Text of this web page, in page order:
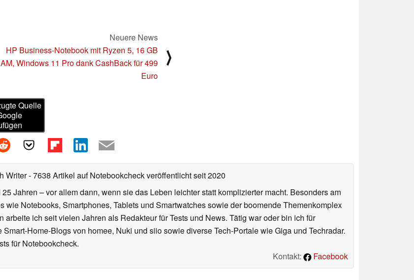
Neuere News
HP Business-Notebook mit Ryzen 5, 16 GB
Windows 11 Pro dank CashBack für 499
Euro
⟩
Quelle
Writer- 7638 Artikel auf Notebookcheck veröffentlichtseit 2020
Jahren – vor allem dann, wenn sie das Leben leichter statt komplizierter macht. Besonders am
wie Notebooks, Smartphones, Tablets und Smartwatches sowie der boomende Themenkomplex
arbeite ich seit vielen Jahren als Redakteur für Tests und News. Tätig war oder bin ich für
Home-Blogs von homee, Nuki und siio sowie diverse Tech-Portale wie Giga und Techradar.
für Notebookcheck.
Kontakt:
Facebook